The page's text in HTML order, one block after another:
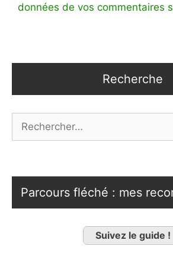
données de vos commentaires
Recherche
Parcours fléché : mes
Suivez le guide !